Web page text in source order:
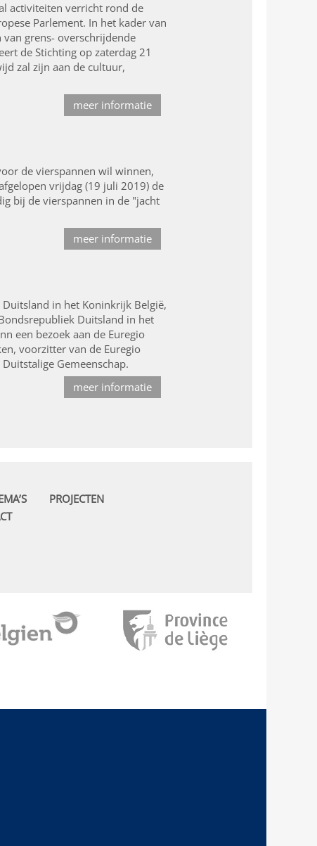
activiteiten verricht rond de
Parlement. In het kader van
grens- overschrijdende
de Stichting op zaterdag 21
zal zijn aan de cultuur,
meer informatie
de vierspannen wil winnen,
vrijdag (19 juli 2019) de
bij de vierspannen in de "jacht
meer informatie
in het Koninkrijk België,
Duitsland in het
een bezoek aan de Euregio
voorzitter van de Euregio
Gemeenschap.
meer informatie
PROJECTEN